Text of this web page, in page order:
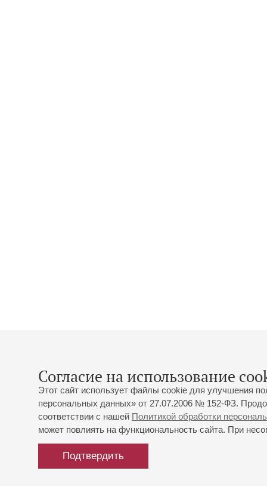
Согласие на использование
Этот сайт использует файлы cookie для улучшения
персональных данных» от 27.07.2006 № 152-ФЗ.
соответствии с нашей Политикой обработки
может повлиять на функциональность сайта. При
Подтвердить